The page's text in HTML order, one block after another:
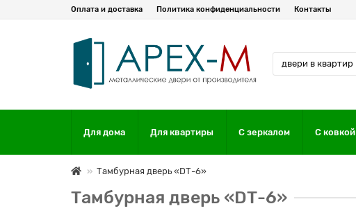
Оплата и доставка Политика конфиденциальности Контакты
Для дома Для квартиры С зеркалом С ковкой
Тамбурная дверь «DТ-6»
Тамбурная дверь «DТ-6»